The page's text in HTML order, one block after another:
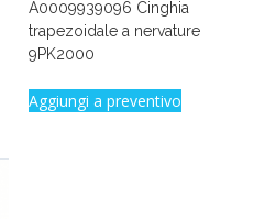
A0009939096 Cinghia
trapezoidale a nervature
9PK2000
Aggiungi a preventivo